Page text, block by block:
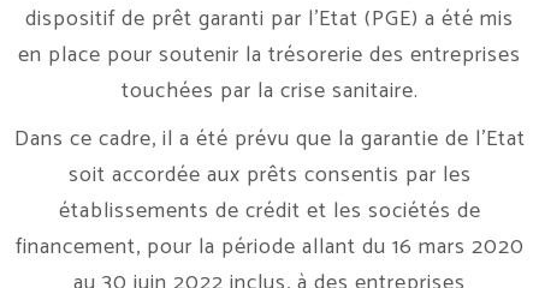
dispositif de prêt garanti par l’Etat (PGE) a été mis
en place pour soutenir la trésorerie des entreprises
touchées par la crise sanitaire.
Dans ce cadre, il a été prévu que la garantie de l’Etat
soit accordée aux prêts consentis par les
établissements de crédit et les sociétés de
financement, pour la période allant du 16 mars 2020